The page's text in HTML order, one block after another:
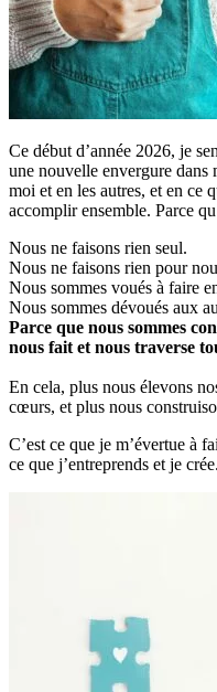
Ce début d’année 2026, je
une nouvelle envergure dans
moi et en les autres, et en ce
accomplir ensemble. Parce
Nous ne faisons rien seul.
Nous ne faisons rien pour
Nous sommes voués à faire
Nous sommes dévoués aux
Parce que nous sommes
nous fait et nous traverse
En cela, plus nous élevons
cœurs, et plus nous
C’est ce que je m’évertue à
ce que j’entreprends et je crée.